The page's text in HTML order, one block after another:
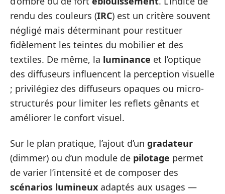
rendu des couleurs (IRC) est un critère souvent
négligé mais déterminant pour restituer
fidèlement les teintes du mobilier et des
textiles. De même, la luminance et l’optique
des diffuseurs influencent la perception visuelle
; privilégiez des diffuseurs opaques ou micro-
structurés pour limiter les reflets gênants et
améliorer le confort visuel.
Sur le plan pratique, l’ajout d’un gradateur
(dimmer) ou d’un module de pilotage permet
de varier l’intensité et de composer des
scénarios lumineux adaptés aux usages —